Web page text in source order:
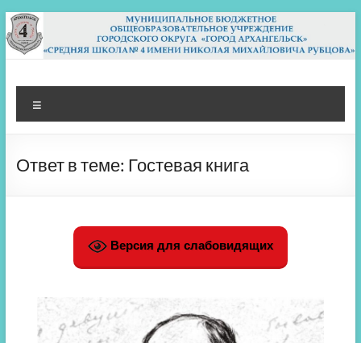
Перейти
к
содержимому
МБОУ СШ 4
Архангельск
Ответ в теме: Гостевая книга
Версия для слабовидящих